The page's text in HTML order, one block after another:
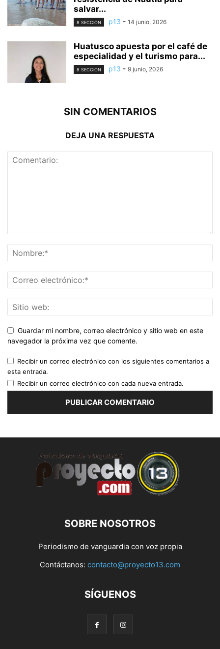
salvar...
8 SECCION p13 - 14 junio, 2026
Huatusco apuesta por el café de
especialidad y el turismo para...
8 SECCION p13 - 9 junio, 2026
SIN COMENTARIOS
DEJA UNA RESPUESTA
Guardar mi nombre, correo electrónico y sitio web en este
navegador la próxima vez que comente.
Recibir un correo electrónico con los siguientes comentarios a
esta entrada.
Recibir un correo electrónico con cada nueva entrada.
SOBRE NOSOTROS
Periodismo de vanguardia con voz propia
Contáctanos: contacto@proyecto13.com
SÍGUENOS